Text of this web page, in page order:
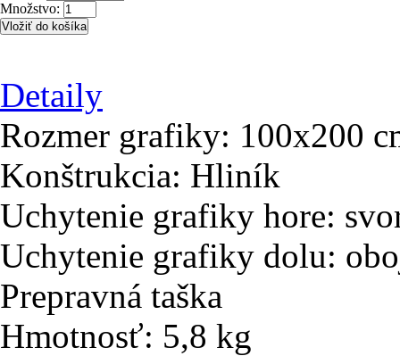
Množstvo:
Detaily
Rozmer grafiky: 100x200
Konštrukcia: Hliník
Uchytenie grafiky hore:
Uchytenie grafiky dolu:
Prepravná taška
Hmotnosť: 5,8 kg